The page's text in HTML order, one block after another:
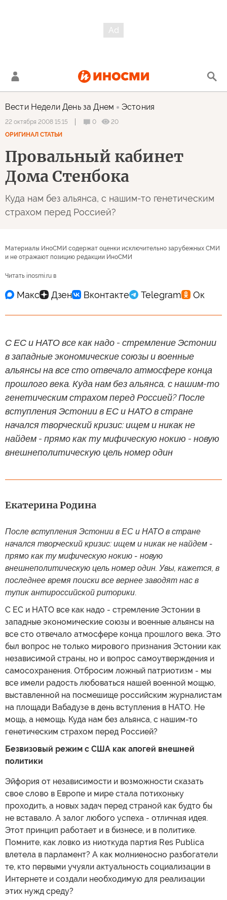
Вести Недели День за Днем Эстония
22 октября 2008 15:15 0
20
ОРИГИНАЛ СТАТЬИ
Провальный кабинет
Дома Стенбока
Куда нам без альянса, с нашим-то генетическим
страхом перед Россией?
Материалы ИноСМИ содержат оценки исключительно зарубежных СМИ
и не отражают позицию редакции ИноСМИ
Читать inosmi.ru в
С ЕС и НАТО все как надо - стремление Эстонии
в западные экономические союзы и военные
альянсы на все сто отвечало атмосфере конца
прошлого века. Куда нам без альянса, с нашим-то
генетическим страхом перед Россией? После
вступления Эстонии в ЕС и НАТО в стране
начался творческий кризис: ищем и никак не
найдем - прямо как ту мифическую нокию - новую
внешнеполитическую цель номер один
Екатерина Родина
После вступления Эстонии в ЕС и НАТО в стране
начался творческий кризис: ищем и никак не найдем -
прямо как ту мифическую нокию - новую
внешнеполитическую цель номер один. Увы, кажется, в
последнее время поиски все вернее заводят нас в
тупик антироссийской риторики.
С ЕС и НАТО все как надо - стремление Эстонии в
западные экономические союзы и военные альянсы на
все сто отвечало атмосфере конца прошлого века. Это
был вопрос не только мирового признания Эстонии как
независимой страны, но и вопрос самоутверждения и
самосохранения. Отбросим ложный патриотизм - мы
все имели радость любоваться нашей военной мощью,
выставленной на посмешище российским журналистам
на площади Вабадузе в день вступления в НАТО. Не
мощь, а немощь. Куда нам без альянса, с нашим-то
генетическим страхом перед Россией?
Безвизовый режим с США как апогей внешней
политики
Эйфория от независимости и возможности сказать
свое слово в Европе и мире стала потихоньку
проходить, а новых задач перед страной как будто бы
не вставало. А залог любого успеха - отличная идея.
Этот принцип работает и в бизнесе, и в политике.
Помните, как ловко из ниоткуда партия Res Publica
влетела в парламент? А как молниеносно разбогатели
те, кто первыми учуяли актуальность социализации в
Интернете и создали необходимую для реализации
этих нужд среду?